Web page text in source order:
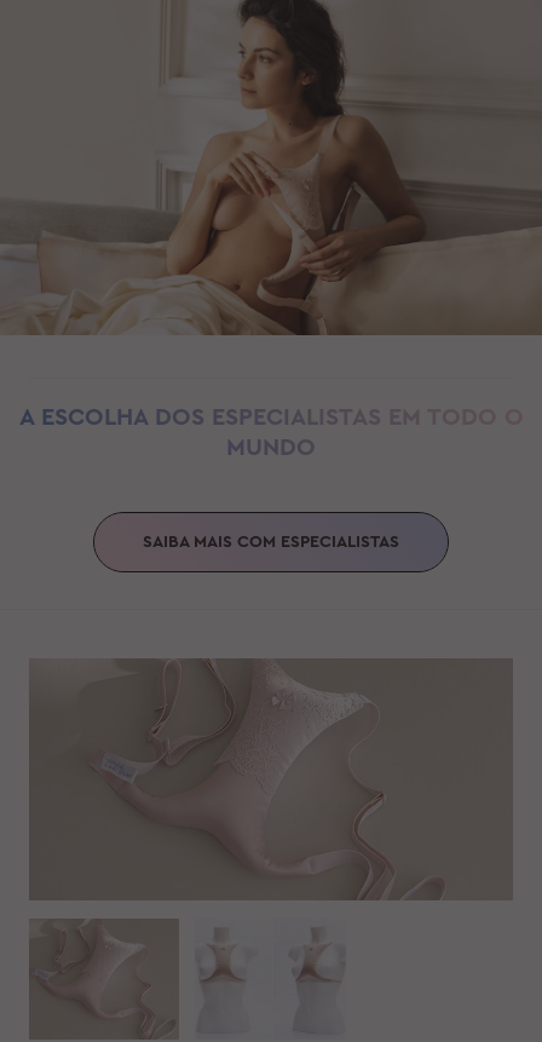
A ESCOLHA DOS ESPECIALISTAS
MUNDO
SAIBA MAIS COM ESPECIALISTAS